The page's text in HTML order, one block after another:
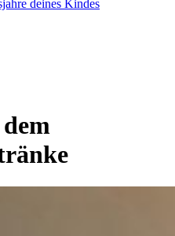
deines Kindes